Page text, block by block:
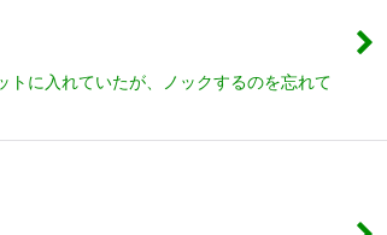
に入れていたが、ノックするのを忘れて